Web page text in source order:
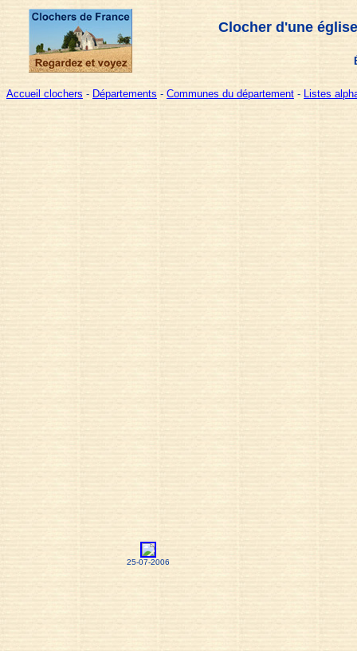
Clocher d'une
Accueil clochers - Départements - Communes du département - Listes
25-07-2006